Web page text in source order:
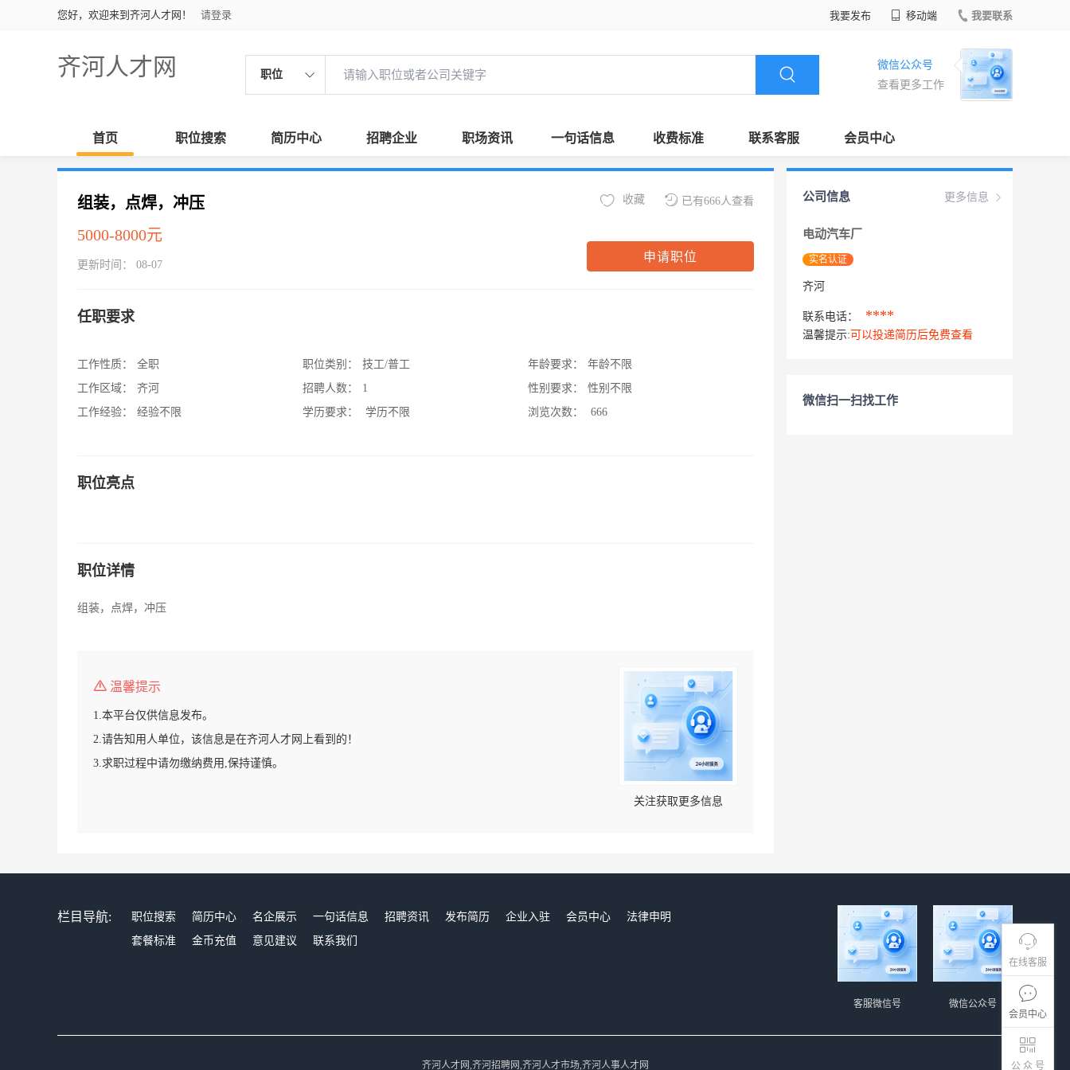
您好，欢迎来到齐河人才网！ 请登录 我要发布 移动端 我要联系
齐河人才网 职位
微信公众号
查看更多工作
首页 职位搜索 简历中心 招聘企业 职场资讯 一句话信息 收费标准 联系客服 会员中心
在线客服
会员中心
公 众 号
组装，点焊，冲压
5000-8000元
更新时间： 08-07
已有666人查看
收藏
申请职位
任职要求
工作性质：
全职
工作区域：
齐河
工作经验：
经验不限
职位类别：
技工/普工
招聘人数：
1
学历要求：
学历不限
年龄要求：
年龄不限
性别要求：
性别不限
浏览次数：
666
职位亮点
职位详情
组装，点焊，冲压
温馨提示
1.本平台仅供信息发布。
2.请告知用人单位，该信息是在齐河人才网上看到的！
3.求职过程中请勿缴纳费用,保持谨慎。
关注获取更多信息
更多信息
公司信息
电动汽车厂
实名认证
齐河
联系电话： ****
温馨提示: 可以投递简历后免费查看
微信扫一扫找工作
栏目导航: 职位搜索 简历中心 名企展示 一句话信息 招聘资讯 发布简历 企业入驻 会员中心
法律申明
套餐标准
金币充值 意见建议 联系我们
微信公众号
客服微信号
齐河人才网,齐河招聘网,齐河人才市场,齐河人事人才网